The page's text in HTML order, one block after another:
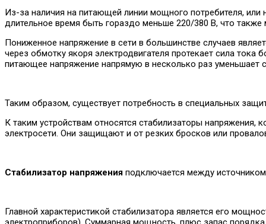
Из-за наличия на питающей линии мощного потребителя, или
длительное время быть гораздо меньше 220/380 В, что
Пониженное напряжение в сети в большинстве случаев
через обмотку якоря электродвигателя протекает сила
питающее напряжение напрямую в несколько раз уменьшает
Таким образом, существует потребность в специальных
К таким устройствам относятся стабилизаторы
электросети. Они защищают и от резких бросков или
Стабилизатор напряжения подключается между
Главной характеристикой стабилизатора является его